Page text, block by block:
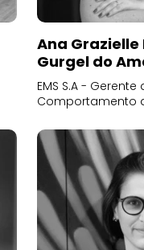
Ana
Gurgel do
EMS S.A -
Comportamento